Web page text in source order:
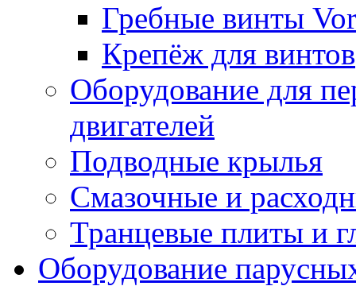
Гребные винты
Крепёж для винтов
Оборудование для
двигателей
Подводные крылья
Смазочные и
Транцевые плиты и
Оборудование